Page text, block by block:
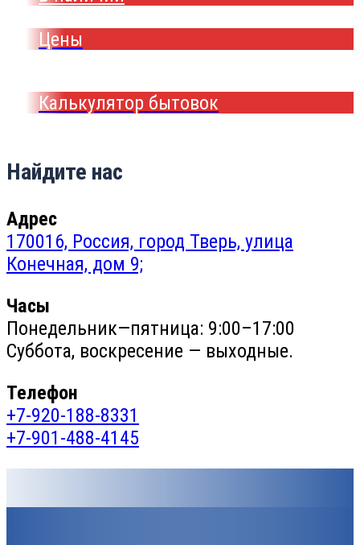
Цены
Калькулятор бытовок
Найдите нас
Адрес
170016, Россия, город Тверь, улица
Конечная, дом 9;
Часы
Понедельник—пятница: 9:00–17:00
Суббота, воскресение — выходные.
Телефон
+7-920-188-8331
+7-901-488-4145